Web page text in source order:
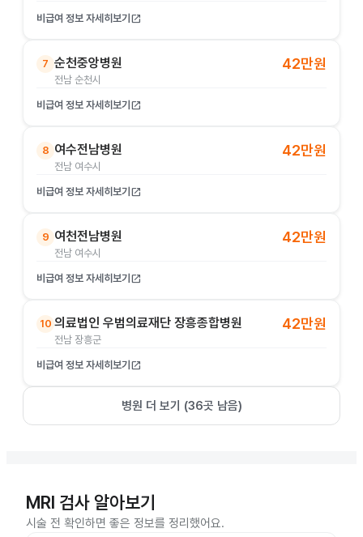
비급여 정보 자세히보기 open_in_new
7 순천중앙병원
전남 순천시
42만원
비급여 정보 자세히보기 open_in_new
8 여수전남병원
전남 여수시
42만원
비급여 정보 자세히보기 open_in_new
9 여천전남병원
전남 여수시
42만원
비급여 정보 자세히보기 open_in_new
10 의료법인 우범의료재단 장흥종합병원
전남 장흥군
42만원
비급여 정보 자세히보기 open_in_new
병원 더 보기 (36곳 남음)
MRI 검사 알아보기
시술 전 확인하면 좋은 정보를 정리했어요.